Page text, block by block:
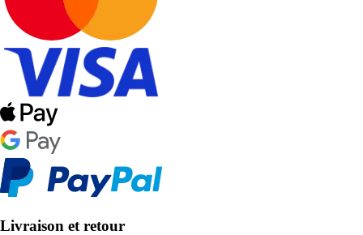
Livraison et retour